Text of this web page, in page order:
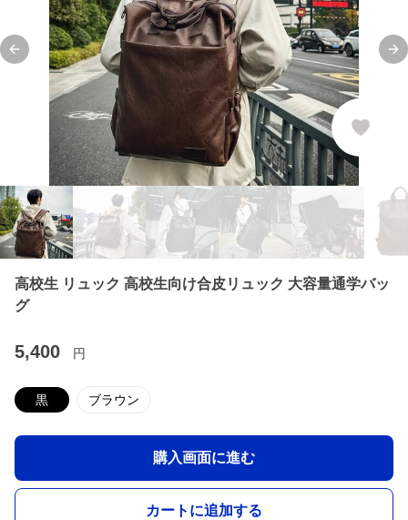
Previous slide
高校生 リュック 高校生向け合皮リュック 大容量通学バッ
グ
5,400 円
黒 ブラウン
購入画面に進む
カートに追加する